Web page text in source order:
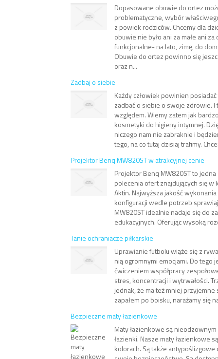
Dopasowane obuwie do ortez
problematyczne, wybór
z powiek rodziców. Chcemy dla
obuwie nie było ani za małe ani za
funkcjonalne- na lato, zimę, do
Obuwie do ortez powinno się
oraz n...
Zadbaj o siebie
Każdy człowiek powinien
zadbać o siebie o swoje zdrowie. I
względem. Wiemy zatem jak
kosmetyki do higieny intymnej.
niczego nam nie zabraknie i
tego, na co tutaj dzisiaj trafimy.
Projektor Benq MW820ST w atrakcyjnej cenie
Projektor Benq MW820ST to
polecenia ofert znajdujących się w
Aktin. Najwyższa jakość
konfiguracji wedle potrzeb
MW820ST idealnie nadaje się do
edukacyjnych. Oferując wysoką
Tanie ochraniacze piłkarskie
Uprawianie futbolu wiąże się z
nią ogromnymi emocjami. Do tego
ćwiczeniem współpracy
stres, koncentracji i wytrwałości.
jednak, że ma też mniej przyjemne
zapałem po boisku, narażamy się
Bezpieczne maty łazienkowe
Maty łazienkowe są
łazienki. Nasze maty łazienkowe
kolorach. Są także antypoślizgowe